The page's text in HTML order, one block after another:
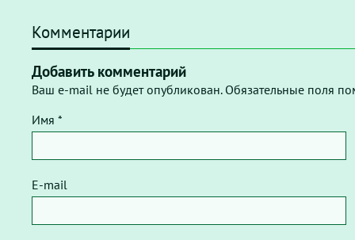
Комментарии
Добавить комментарий
Ваш e-mail не будет опубликован. Обязательные поля
Имя *
E-mail